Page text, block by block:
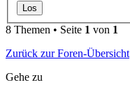
8 Themen • Seite 1 von 1
Zurück zur Foren-Übersicht
Gehe zu